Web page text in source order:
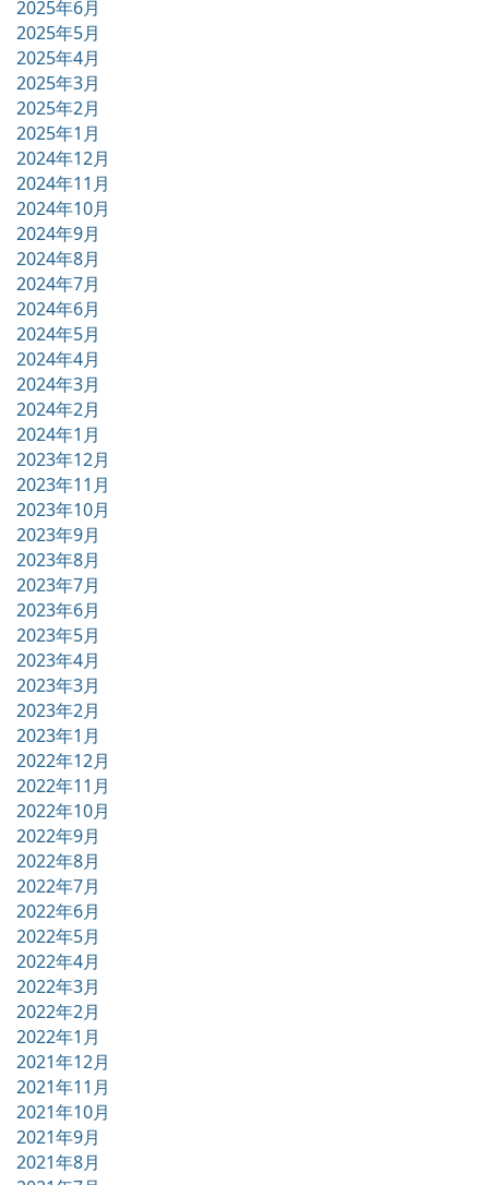
2025年6月
2025年5月
2025年4月
2025年3月
2025年2月
2025年1月
2024年12月
2024年11月
2024年10月
2024年9月
2024年8月
2024年7月
2024年6月
2024年5月
2024年4月
2024年3月
2024年2月
2024年1月
2023年12月
2023年11月
2023年10月
2023年9月
2023年8月
2023年7月
2023年6月
2023年5月
2023年4月
2023年3月
2023年2月
2023年1月
2022年12月
2022年11月
2022年10月
2022年9月
2022年8月
2022年7月
2022年6月
2022年5月
2022年4月
2022年3月
2022年2月
2022年1月
2021年12月
2021年11月
2021年10月
2021年9月
2021年8月